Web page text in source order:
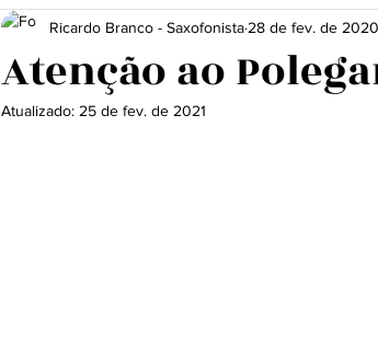
Atenção ao
Ricardo Branco - Saxofonista 28 de fev. de 2020
Atualizado: 25 de fev. de 2021